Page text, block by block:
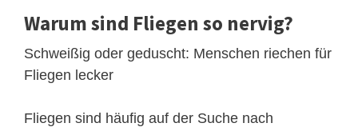
Warum sind Fliegen so nervig?
Schweißig oder geduscht: Menschen riechen für
Fliegen lecker
Fliegen sind häufig auf der Suche nach